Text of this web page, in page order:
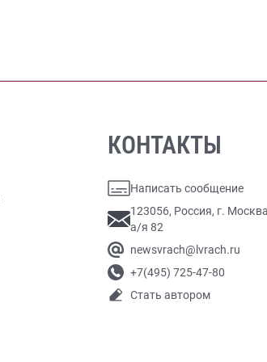
КОНТАКТЫ
Написать сообщение
123056, Россия, г.
а/я 82
newsvrach@lvrach.ru
+7(495) 725-47-80
Стать автором